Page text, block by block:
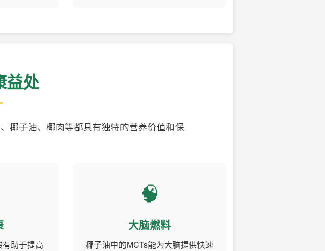
益处
椰子油、椰肉等都具有独特的营养价值和保
助于提高
🧠
大脑燃料
椰子油中的MCTs能为大脑提供快速